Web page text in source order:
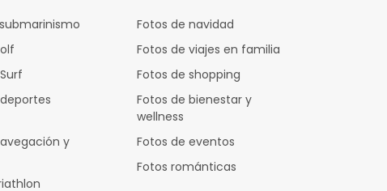
y
Fotos de navidad
Fotos de viajes en familia
Fotos de shopping
Fotos de bienestar y
wellness
Fotos de eventos
Fotos románticas